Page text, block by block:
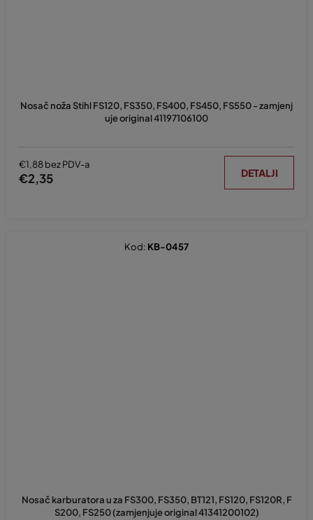
Nosač noža Stihl FS120, FS350, FS400, FS450, FS550 - zamjenj
uje original 41197106100
€1,88 bez PDV-a
€2,35 DETALJI
Nosač karburatora u za FS300, FS350, BT121, FS120, FS120R, F
S200, FS250 (zamjenjuje original 41341200102)
Kod: KB-0457